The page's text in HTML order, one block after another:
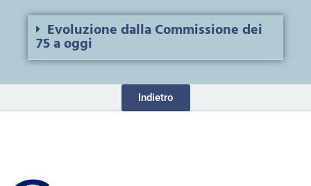
Evoluzione dalla Commissione dei
75 a oggi
Indietro